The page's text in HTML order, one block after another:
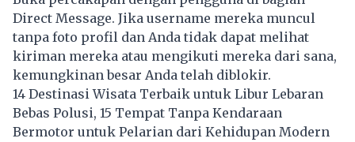
Direct Message. Jika username mereka muncul
tanpa foto profil dan Anda tidak dapat melihat
kiriman mereka atau mengikuti mereka dari sana,
kemungkinan besar Anda telah diblokir.
14 Destinasi Wisata Terbaik untuk Libur Lebaran
Bebas Polusi, 15 Tempat Tanpa Kendaraan
Bermotor untuk Pelarian dari Kehidupan Modern